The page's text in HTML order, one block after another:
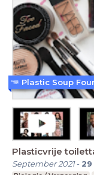
Plasticvrije
September 2021- 29
Plastic Soup